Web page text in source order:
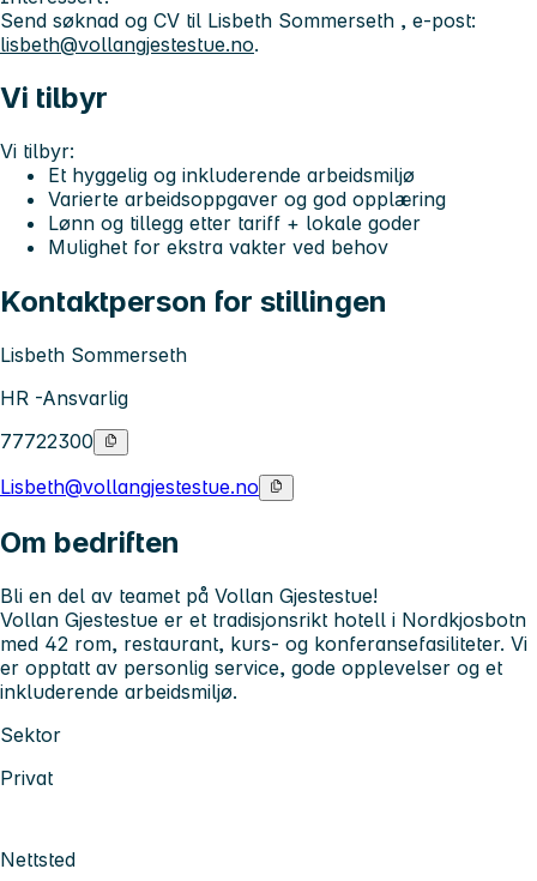
Send søknad og CV til Lisbeth Sommerseth , e‑post:
lisbeth@vollangjestestue.no.
Vi tilbyr
Vi tilbyr:
Et hyggelig og inkluderende arbeidsmiljø
Varierte arbeidsoppgaver og god opplæring
Lønn og tillegg etter tariff + lokale goder
Mulighet for ekstra vakter ved behov
Kontaktperson for stillingen
Lisbeth Sommerseth
HR -Ansvarlig
77722300
Lisbeth@vollangjestestue.no
Om bedriften
Bli en del av teamet på Vollan Gjestestue!
Vollan Gjestestue er et tradisjonsrikt hotell i Nordkjosbotn
med 42 rom, restaurant, kurs- og konferansefasiliteter. Vi
er opptatt av personlig service, gode opplevelser og et
inkluderende arbeidsmiljø.
Sektor
Privat
Nettsted